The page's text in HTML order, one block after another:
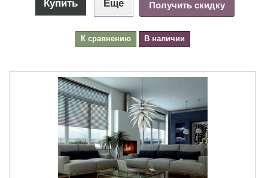
Купить Еще Получить скидку
К сравнению В наличии